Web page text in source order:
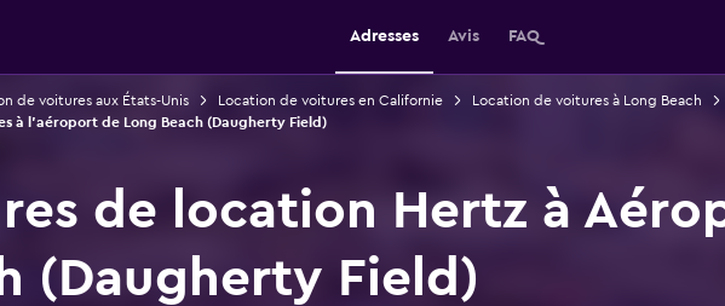
Adresses Avis FAQ
de voitures aux États-Unis Location de voitures en Californie
Location de voitures à Long Beach
à l'aéroport de Long Beach (Daugherty Field)
de location Hertz à
(Daugherty Field)